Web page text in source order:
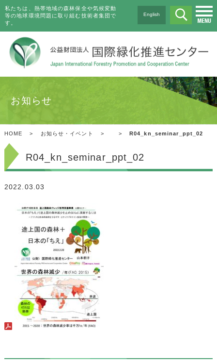
私たちは、熱帯地域の森林保全や気候変動
等の地球環境問題に取り組む技術者集団で
す。
English
お知らせ
HOME > お知らせ・イベント > > R04_kn_seminar_ppt_02
R04_kn_seminar_ppt_02
2022.03.03